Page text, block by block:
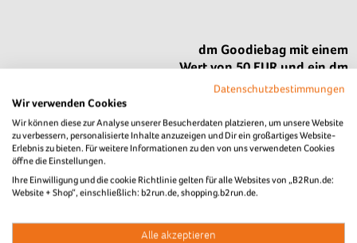
dm Goodiebag mit einem
Wert von 50 EUR und ein dm
50 EUR Einkaufsgutschein
des B2Run München kommt
man schon ganz schön ins
nach dem Lauf aber wieder
frisch fühlt, verlosen wir
Drogerie-Goodiebag im Wert
Datenschutzbestimmungen
Wir verwenden Cookies
Wir können diese zur Analyse unserer Besucherdaten platzieren, um unsere Website
zu verbessern, personalisierte Inhalte anzuzeigen und Dir ein großartiges Website-
Erlebnis zu bieten. Für weitere Informationen zu den von uns verwendeten Cookies
öffne die Einstellungen.
Ihre Einwilligung und die cookie Richtlinie gelten für alle Websites von „B2Run.de:
Website + Shop“, einschließlich: b2run.de, shopping.b2run.de.
Alle akzeptieren